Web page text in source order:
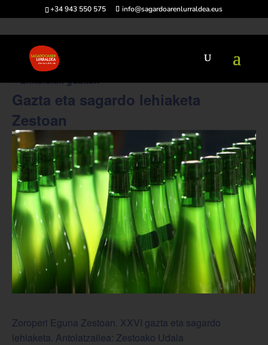
+34 943 550 575 info@sagardoarenlurraldea.eus
« Ekitaldiak guztiak
Gazta eta sagardo lehiaketa
Zestoan
Zoroperi Eguna Zestoan. XXVI gazta eta sagardo
lehiaketa. Antolatzailea: Zestoako Udala